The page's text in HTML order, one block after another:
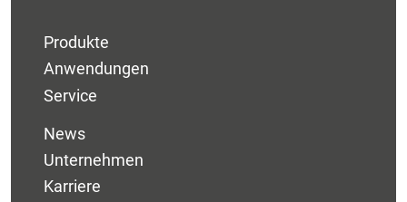
Produkte
Anwendungen
Service
News
Unternehmen
Karriere